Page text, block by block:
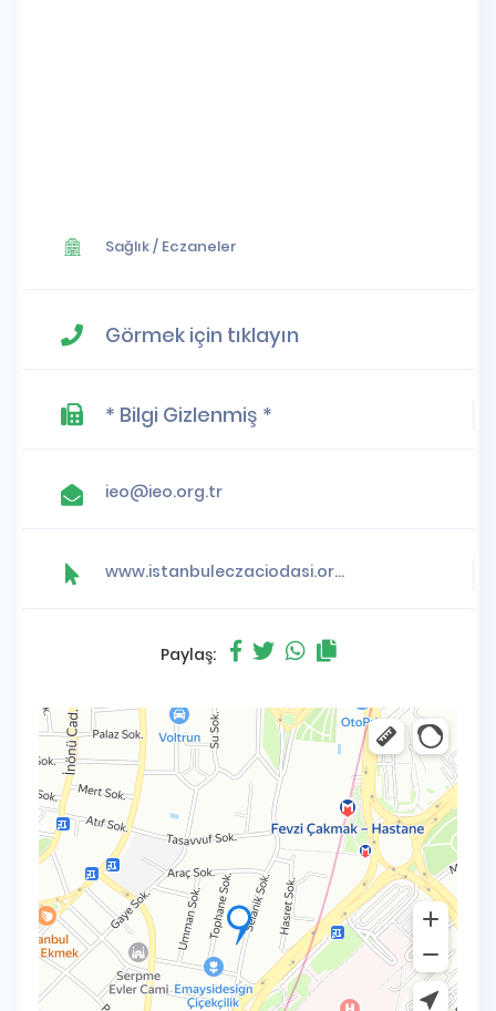
Sağlık/ Eczaneler
Görmek için tıklayın
* Bilgi Gizlenmiş *
ieo@ieo.org.tr
www.istanbuleczaciodasi.org.tr
Paylaş: